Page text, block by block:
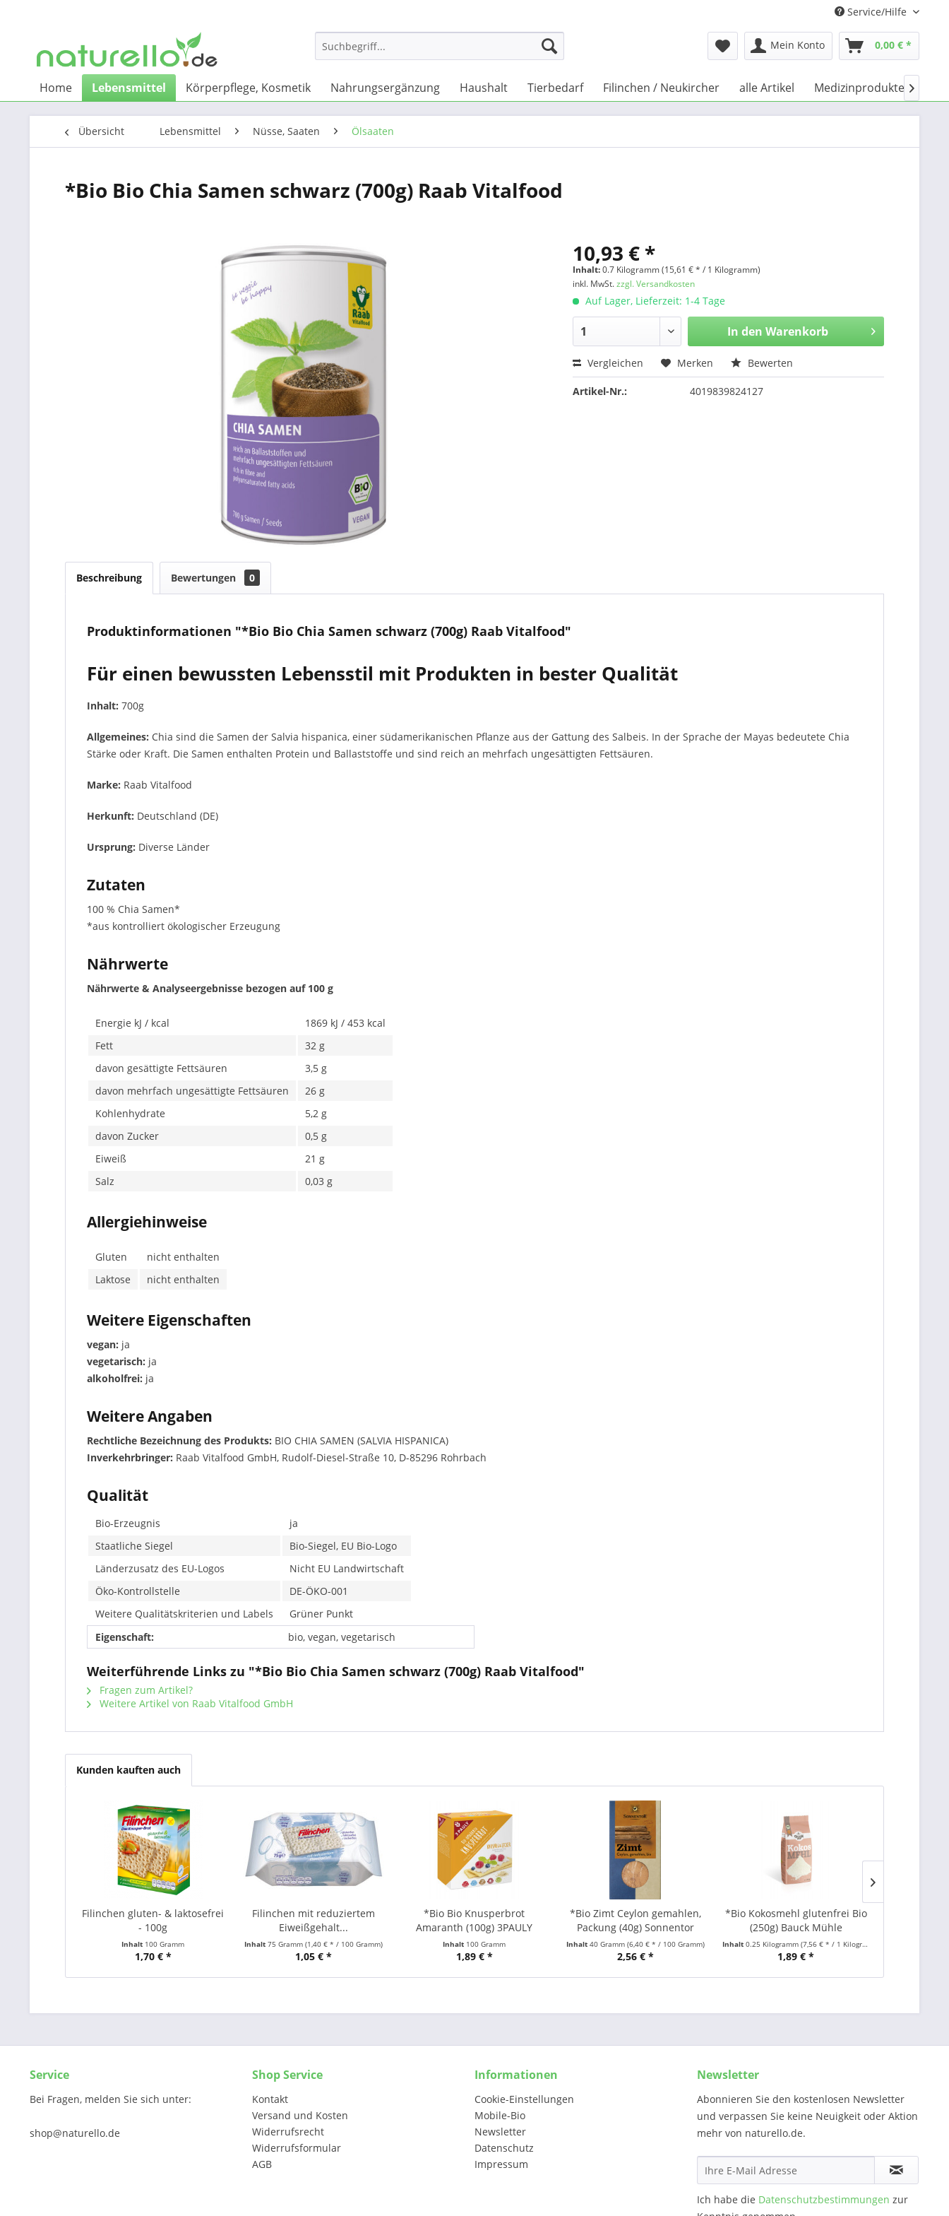
Service/Hilfe
Mein Konto 0,00 € *
Home Lebensmittel Körperpflege, Kosmetik Nahrungsergänzung Haushalt Tierbedarf Filinchen / Neukircher alle Artikel Medizinprodukte 
Übersicht Lebensmittel Nüsse, Saaten Ölsaaten
*Bio Bio Chia Samen schwarz (700g) Raab Vitalfood
10,93 € *
Inhalt:0.7 Kilogramm (15,61 € * / 1 Kilogramm)
inkl. MwSt.zzgl. Versandkosten
Auf Lager, Lieferzeit: 1-4 Tage
In den Warenkorb
Vergleichen Merken Bewerten
Artikel-Nr.: 4019839824127
Beschreibung Bewertungen 0
Produktinformationen "*Bio Bio Chia Samen schwarz (700g) Raab Vitalfood"
Für einen bewussten Lebensstil mit Produkten in bester Qualität
Inhalt: 700g
Allgemeines: Chia sind die Samen der Salvia hispanica, einer südamerikanischen Pflanze aus der Gattung des Salbeis. In der Sprache der Mayas bedeutete Chia
Stärke oder Kraft. Die Samen enthalten Protein und Ballaststoffe und sind reich an mehrfach ungesättigten Fettsäuren.
Marke: Raab Vitalfood
Herkunft: Deutschland (DE)
Ursprung: Diverse Länder
Zutaten
100 % Chia Samen*
*aus kontrolliert ökologischer Erzeugung
Nährwerte
Nährwerte & Analyseergebnisse bezogen auf 100 g
Energie kJ / kcal
1869 kJ / 453 kcal
Fett
32 g
davon gesättigte Fettsäuren
3,5 g
davon mehrfach ungesättigte Fettsäuren
26 g
Kohlenhydrate
5,2 g
davon Zucker
0,5 g
Eiweiß
21 g
Salz
0,03 g
Allergiehinweise
Gluten
nicht enthalten
Laktose
nicht enthalten
Weitere Eigenschaften
vegan: ja
vegetarisch: ja
alkoholfrei: ja
Weitere Angaben
Rechtliche Bezeichnung des Produkts: BIO CHIA SAMEN (SALVIA HISPANICA)
Inverkehrbringer: Raab Vitalfood GmbH, Rudolf-Diesel-Straße 10, D-85296 Rohrbach
Qualität
Bio-Erzeugnis
ja
Staatliche Siegel
Bio-Siegel, EU Bio-Logo
Länderzusatz des EU-Logos
Nicht EU Landwirtschaft
Öko-Kontrollstelle
DE-ÖKO-001
Weitere Qualitätskriterien und Labels
Grüner Punkt
Eigenschaft:
bio, vegan, vegetarisch
Weiterführende Links zu "*Bio Bio Chia Samen schwarz (700g) Raab Vitalfood"
Fragen zum Artikel?
Weitere Artikel von Raab Vitalfood GmbH
Kunden kauften auch
Filinchen gluten- & laktosefrei
- 100g
Inhalt 100 Gramm
1,70 € *
Filinchen mit reduziertem
Eiweißgehalt...
Inhalt75 Gramm(1,40 € * / 100 Gramm)
1,05 € *
*Bio Bio Knusperbrot
Amaranth (100g) 3PAULY
Inhalt 100 Gramm
1,89 € *
*Bio Zimt Ceylon gemahlen,
Packung (40g) Sonnentor
Inhalt 40 Gramm (6,40 € * / 100 Gramm)
2,56 € *
*Bio Kokosmehl glutenfrei Bio
(250g) Bauck Mühle
Inhalt0.25 Kilogramm(7,56 € * / 1 Kilogramm)
1,89 € *
Service
Bei Fragen, melden Sie sich unter:
shop@naturello.de
Shop Service
Kontakt
Versand und Kosten
Widerrufsrecht
Widerrufsformular
AGB
Informationen
Cookie-Einstellungen
Mobile-Bio
Newsletter
Datenschutz
Impressum
Newsletter
Abonnieren Sie den kostenlosen Newsletter
und verpassen Sie keine Neuigkeit oder Aktion
mehr von naturello.de.
Ich habe die Datenschutzbestimmungen zur